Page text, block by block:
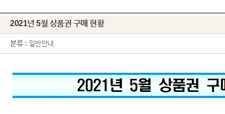
2021년 5월 상품권 구매 현황
분류 : 일반안내